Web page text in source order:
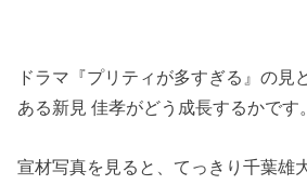
ドラマ『プリティが多すぎる』の見
ある新見 佳孝がどう成長するかです。
宣材写真を見ると、てっきり千葉雄